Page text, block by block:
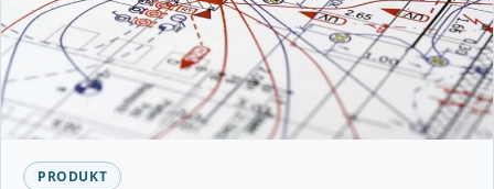
PRODUKT